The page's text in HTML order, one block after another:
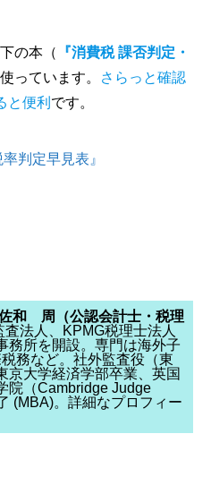
の本（
『消費税 課否判定・
っています。
さらっと確認
と便利 です。
判定早見表』
和 周（公認会計士・税理
法人、KPMG税理士法人
務所を開設。専門は海外子
務など。社外監査役（東
京大学経済学部卒業、英国
院（Cambridge Judge
(MBA)。詳細なプロフィー